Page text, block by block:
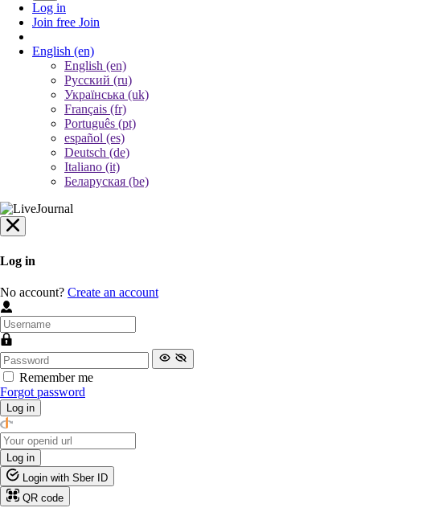
Log in
Join free Join
English (en)
English (en)
Русский (ru)
Українська (uk)
Français (fr)
Português (pt)
español (es)
Deutsch (de)
Italiano (it)
Беларуская (be)
Log in
No account? Create an account
Remember me
Forgot password
Log in
Log in
Login with Sber ID
QR code